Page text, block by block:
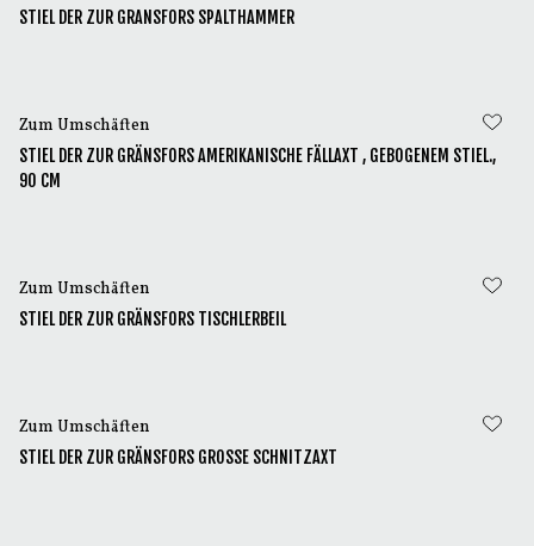
STIEL DER ZUR GRANSFORS SPALTHAMMER
Zum Umschäften
STIEL DER ZUR GRÄNSFORS AMERIKANISCHE FÄLLAXT , GEBOGENEM STIEL.,
90 CM
Zum Umschäften
STIEL DER ZUR GRÄNSFORS TISCHLERBEIL
Zum Umschäften
STIEL DER ZUR GRÄNSFORS GROSSE SCHNITZAXT